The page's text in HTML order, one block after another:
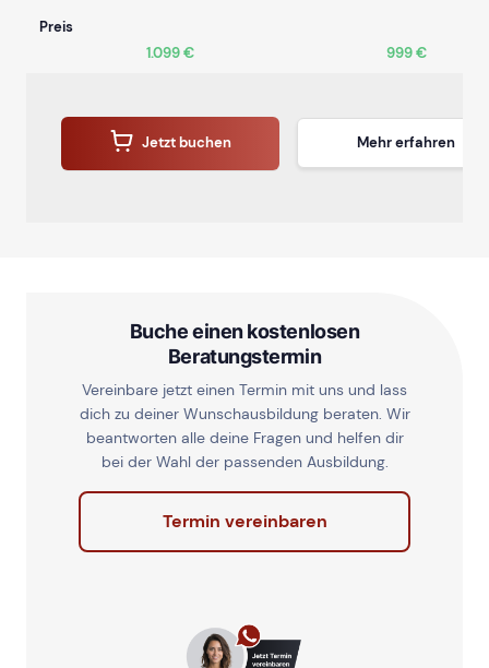
Preis
1.099 €
999 €
Jetzt buchen Mehr erfahren
Buche einen kostenlosen
Beratungstermin
Vereinbare jetzt einen Termin mit uns und lass
dich zu deiner Wunschausbildung beraten. Wir
beantworten alle deine Fragen und helfen dir
bei der Wahl der passenden Ausbildung.
Termin vereinbaren